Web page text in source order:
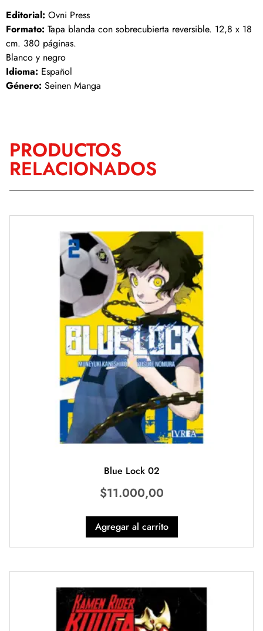
Editorial: Ovni Press
Formato: Tapa blanda con sobrecubierta reversible. 12,8 x 18
cm. 380 páginas.
Blanco y negro
Idioma: Español
Género: Seinen Manga
PRODUCTOS
RELACIONADOS
Blue Lock 02
$11.000,00
Agregar al carrito